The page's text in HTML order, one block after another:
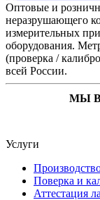
Оптовые и
неразрушающего
измерительных
оборудования.
(проверка /
всей России.
МЫ
Услуги
Поверка и
Аттестация